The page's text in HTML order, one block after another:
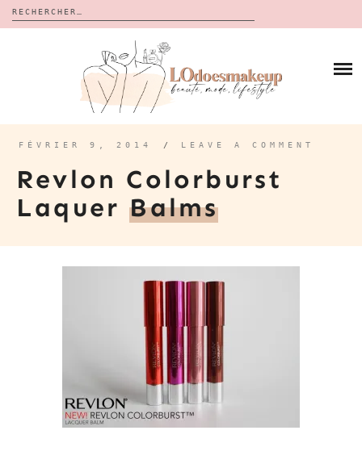
Rechercher :
CALENDRIERS DE L’AVENT
BON PLAN
À PROPOS
CONTACT
FÉVRIER 9, 2014 / LEAVE A COMMENT
Revlon Colorburst
LaquerBalms